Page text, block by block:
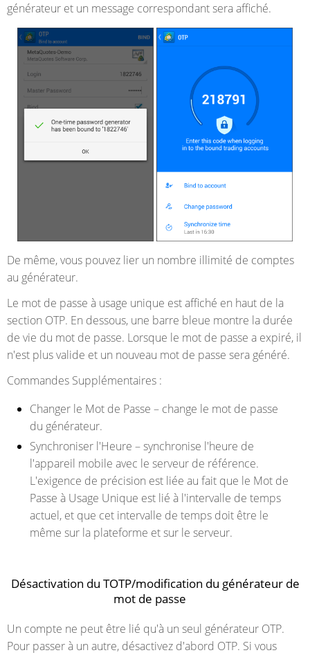
générateur et un message correspondant sera affiché.
De même, vous pouvez lier un nombre illimité de comptes
au générateur.
Le mot de passe à usage unique est affiché en haut de la
section OTP. En dessous, une barre bleue montre la durée
de vie du mot de passe. Lorsque le mot de passe a expiré, il
n'est plus valide et un nouveau mot de passe sera généré.
Commandes Supplémentaires :
Changer le Mot de Passe – change le mot de passe
du générateur.
Synchroniser l'Heure – synchronise l'heure de
l'appareil mobile avec le serveur de référence.
L'exigence de précision est liée au fait que le Mot de
Passe à Usage Unique est lié à l'intervalle de temps
actuel, et que cet intervalle de temps doit être le
même sur la plateforme et sur le serveur.
Désactivation du TOTP/modification du générateur de
mot de passe
Un compte ne peut être lié qu'à un seul générateur OTP.
Pour passer à un autre, désactivez d'abord OTP. Si vous